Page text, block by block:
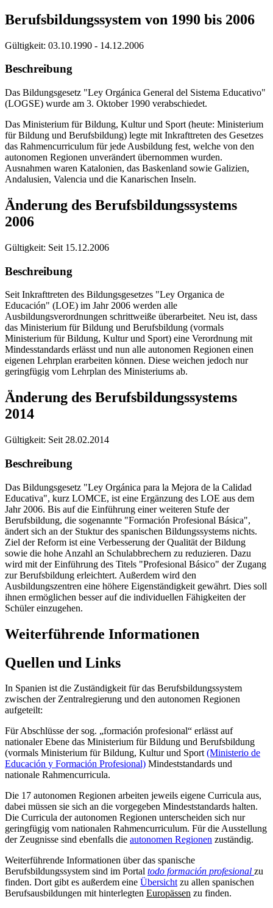
Berufsbildungssystem von 1990 bis 2006
Gültigkeit: 03.10.1990 - 14.12.2006
Beschreibung
Das Bildungsgesetz "Ley Orgánica General del Sistema Educativo"
(LOGSE) wurde am 3. Oktober 1990 verabschiedet.
Das Ministerium für Bildung, Kultur und Sport (heute: Ministerium
für Bildung und Berufsbildung) legte mit Inkrafttreten des Gesetzes
das Rahmencurriculum für jede Ausbildung fest, welche von den
autonomen Regionen unverändert übernommen wurden.
Ausnahmen waren Katalonien, das Baskenland sowie Galizien,
Andalusien, Valencia und die Kanarischen Inseln.
Änderung des Berufsbildungssystems
2006
Gültigkeit: Seit 15.12.2006
Beschreibung
Seit Inkrafttreten des Bildungsgesetzes "Ley Organica de
Educación" (LOE) im Jahr 2006 werden alle
Ausbildungsverordnungen schrittweiße überarbeitet. Neu ist, dass
das Ministerium für Bildung und Berufsbildung (vormals
Ministerium für Bildung, Kultur und Sport) eine Verordnung mit
Mindesstandards erlässt und nun alle autonomen Regionen einen
eigenen Lehrplan erarbeiten können. Diese weichen jedoch nur
geringfügig vom Lehrplan des Ministeriums ab.
Änderung des Berufsbildungssystems
2014
Gültigkeit: Seit 28.02.2014
Beschreibung
Das Bildungsgesetz "Ley Orgánica para la Mejora de la Calidad
Educativa", kurz LOMCE, ist eine Ergänzung des LOE aus dem
Jahr 2006. Bis auf die Einführung einer weiteren Stufe der
Berufsbildung, die sogenannte "Formación Profesional Básica",
ändert sich an der Stuktur des spanischen Bildungssystems nichts.
Ziel der Reform ist eine Verbesserung der Qualität der Bildung
sowie die hohe Anzahl an Schulabbrechern zu reduzieren. Dazu
wird mit der Einführung des Titels "Profesional Básico" der Zugang
zur Berufsbildung erleichtert. Außerdem wird den
Ausbildungszentren eine höhere Eigenständigkeit gewährt. Dies soll
ihnen ermöglichen besser auf die individuellen Fähigkeiten der
Schüler einzugehen.
Weiterführende Informationen
Quellen und Links
In Spanien ist die Zuständigkeit für das Berufsbildungssystem
zwischen der Zentralregierung und den autonomen Regionen
aufgeteilt:
Für Abschlüsse der sog. „formación profesional“ erlässt auf
nationaler Ebene das Ministerium für Bildung und Berufsbildung
(vormals Ministerium für Bildung, Kultur und Sport(Ministerio de
Educación y Formación Profesional) Mindeststandards und
nationale Rahmencurricula.
Die 17 autonomen Regionen arbeiten jeweils eigene Curricula aus,
dabei müssen sie sich an die vorgegeben Mindeststandards halten.
Die Curricula der autonomen Regionen unterscheiden sich nur
geringfügig vom nationalen Rahmencurriculum. Für die Ausstellung
der Zeugnisse sind ebenfalls die autonomen Regionen zuständig.
Weiterführende Informationen über das spanische
Berufsbildungssystem sind im Portal todo formación profesional zu
finden. Dort gibt es außerdem eine Übersichtzu allen spanischen
Berufsausbildungen mit hinterlegten Europässen zu finden.